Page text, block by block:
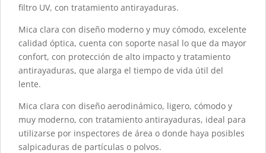
filtro UV, con tratamiento antirayaduras.
Mica clara con diseño moderno y muy cómodo, excelente
calidad óptica, cuenta con soporte nasal lo que da mayor
confort, con protección de alto impacto y tratamiento
antirayaduras, que alarga el tiempo de vida útil del
lente.
Mica clara con diseño aerodinámico, ligero, cómodo y
muy moderno, con tratamiento antirayaduras, ideal para
utilizarse por inspectores de área o donde haya posibles
salpicaduras de partículas o polvos.